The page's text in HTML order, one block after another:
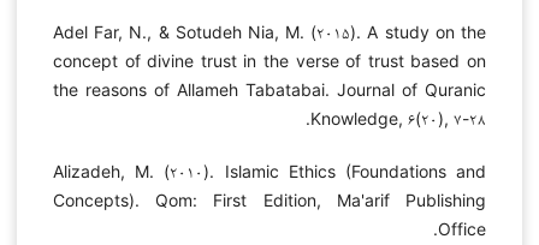
Adel Far, N., & Sotudeh Nia, M. (۲۰۱۵). A study on the
concept of divine trust in the verse of trust based on
the reasons of Allameh Tabatabai. Journal of Quranic
Knowledge, ۶(۲۰), ۷-۲۸.
Alizadeh, M. (۲۰۱۰). Islamic Ethics (Foundations and
Concepts). Qom: First Edition, Ma'arif Publishing
Office.